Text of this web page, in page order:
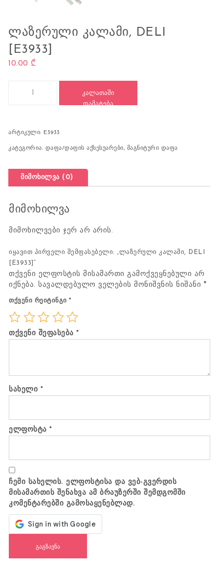
ᲚᲐᲖᲔᲠᲣᲚᲘ ᲙᲐᲚᲐᲛᲘ, DELI
[E3933]
10.00 ₾
ᲙᲐᲚᲐᲗᲐᲨᲘ
ᲓᲐᲛᲐᲢᲔᲑᲐ
არტიკული: E3933
კატეგორია: დაფა/დაფის აქსესუარები, მაგნიტური დაფა
მიმოხილვა (0)
მიმოხილვა
მიმოხილვები ჯერ არ არის.
იყავით პირველი შემფასებელი: „ლაზერული კალამი, DELI
[E3933]“
თქვენი ელფოსტის მისამართი გამოქვეყნებული არ
იქნება. სავალდებულო ველების მონიშვნის ნიშანი *
თქვენი რეიტინგი*
თქვენი შეფასება*
სახელი *
ელფოსტა*
ჩემი სახელის. ელფოსტისა და ვებ-გვერდის
მისამართის შენახვა ამ ბრაუზერში შემდგომში
კომენტარებში გამოსაყენებლად.